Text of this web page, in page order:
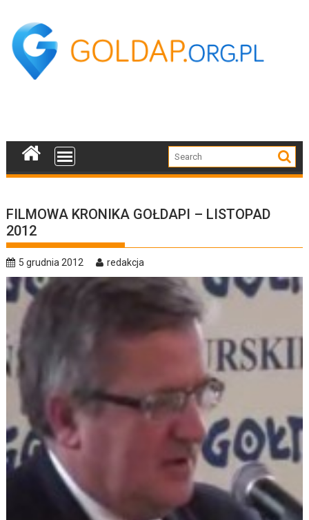
content
FILMOWA KRONIKA GOŁDAPI – LISTOPAD
2012
5 grudnia 2012 redakcja